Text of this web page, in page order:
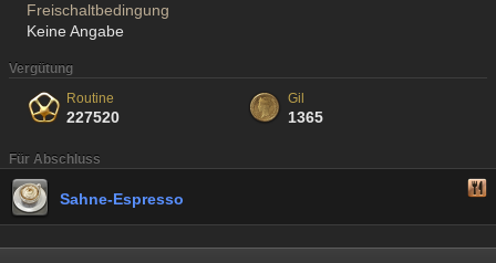
Freischaltbedingung
Keine Angabe
Vergütung
Routine
227520
Gil
1365
Für Abschluss
Sahne-Espresso